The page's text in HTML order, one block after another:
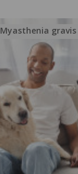
Myasthenia gravis